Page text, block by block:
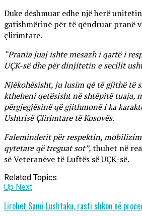
Duke dëshmuar edhe një herë
gatishmërinë për të qëndruar pranë
çlirimtare.
“Prania juaj ishte mesazh i qartë i
UÇK-së dhe për dinjitetin e secilit
Njëkohësisht, ju lusim që të gjithë të
ktheheni qetësisht në shtëpitë tuaja,
përgjegjësinë që gjithmonë i ka
Ushtrisë Çlirimtare të Kosovës.
Faleminderit për respektin,
qytetare që treguat sot”,thuhet në
së Veteranëve të Luftës së UÇK-së.
Related Topics:
Up Next
Lirohet Sami Lushtaku, rasti shkon në